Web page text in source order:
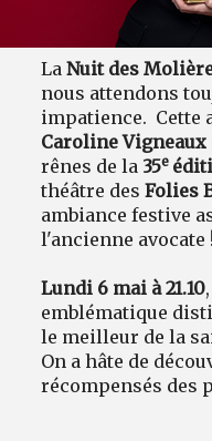
LaNuit des
nous attendons
impatience. Cette
Caroline Vigneaux
rênes de la 35e
théâtre desFolies
ambiance festive
l'ancienne avocate !
Lundi 6 mai à 21.10
emblématique
le meilleur de la
On a hâte de
récompensés des